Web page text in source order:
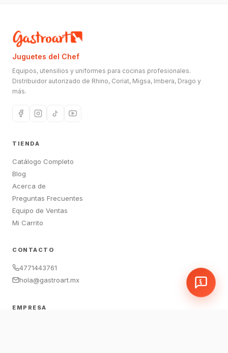
Juguetes del Chef
Equipos, utensilios y uniformes para cocinas profesionales.
Distribuidor autorizado de Rhino, Coriat, Migsa, Imbera, Drago y
más.
TIENDA
Catálogo Completo
Blog
Acerca de
Preguntas Frecuentes
Equipo de Ventas
Mi Carrito
CONTACTO
4771443761
hola@gastroart.mx
EMPRESA